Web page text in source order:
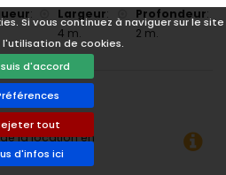
Si vous continuez à naviguer sur le site
de cookies.
d'accord
tout
d'infos ici
:
Largeur:
4 m.
Profondeur:
2 m.
la location en
et de départ